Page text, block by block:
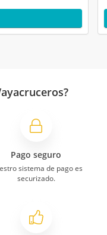
Pago seguro
sistema de pago es
securizado.